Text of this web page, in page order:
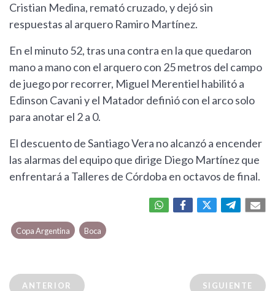
Cristian Medina, remató cruzado, y dejó sin
respuestas al arquero Ramiro Martínez.
En el minuto 52, tras una contra en la que quedaron
mano a mano con el arquero con 25 metros del campo
de juego por recorrer, Miguel Merentiel habilitó a
Edinson Cavani y el Matador definió con el arco solo
para anotar el 2 a 0.
El descuento de Santiago Vera no alcanzó a encender
las alarmas del equipo que dirige Diego Martínez que
enfrentará a Talleres de Córdoba en octavos de final.
Copa Argentina Boca
ANTERIOR SIGUIENTE